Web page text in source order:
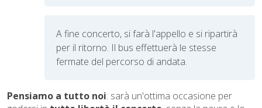
A fine concerto, si farà l'appello e si ripartirà
per il ritorno. Il bus effettuerà le stesse
fermate del percorso di andata.
Pensiamo a tutto noi: sarà un'ottima occasione per